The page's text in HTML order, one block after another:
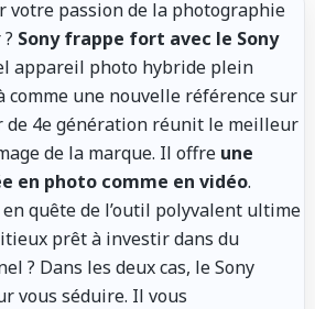
votre passion de la photographie
Sony frappe fort avec le Sony
appareil photo hybride plein
comme une nouvelle référence sur
de 4e génération réunit le meilleur
de la marque. Il offre une
en photo comme en vidéo.
quête de l’outil polyvalent ultime
prêt à investir dans du
? Dans les deux cas, le Sony
vous séduire. Il vous